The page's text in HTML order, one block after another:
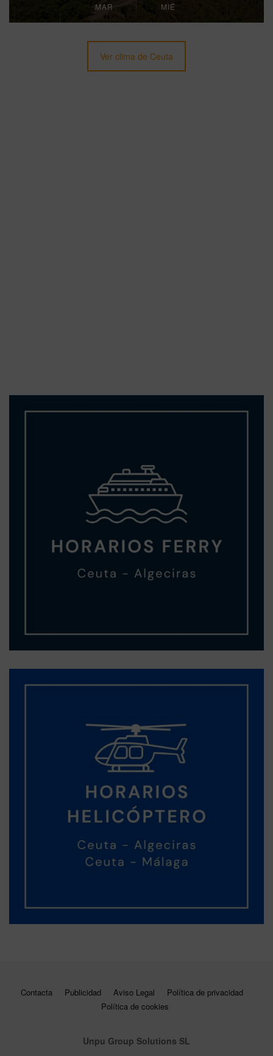
MAR MIÉ
Ver clima de Ceuta
Contacta Publicidad Aviso Legal
Política de privacidad
Política de cookies
Unpu Group Solutions SL